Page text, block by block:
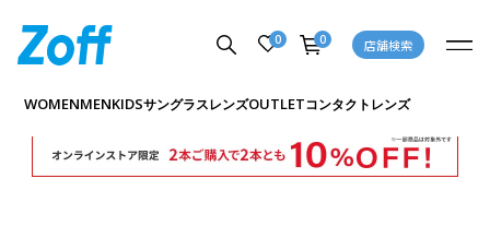
0 0 店舗検索
WOMENMENKIDSサングラスレンズOUTLETコンタクトレンズ
商品詳細ページへ